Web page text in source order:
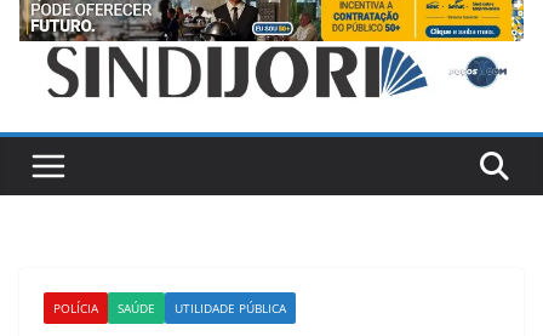
POLÍCIA SAÚDE UTILIDADE PÚBLICA